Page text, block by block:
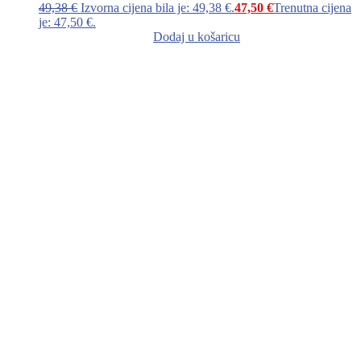
49,38€ Izvorna cijena bila je: 49,38 €.47,50 €Trenutna cijena
je: 47,50 €.
Dodaj u košaricu